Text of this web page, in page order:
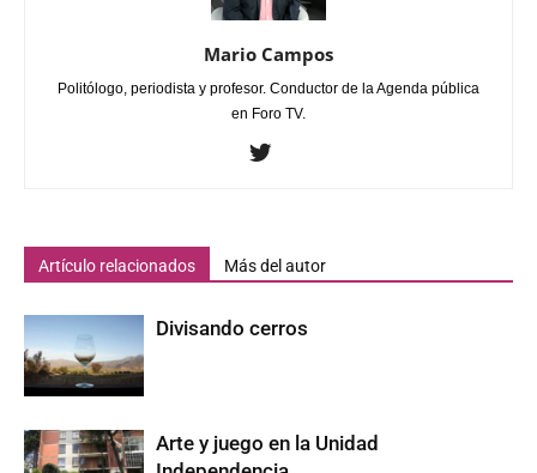
Mario Campos
Politólogo, periodista y profesor. Conductor de la Agenda pública
en Foro TV.
Artículo relacionados Más del autor
Divisando cerros
Arte y juego en la Unidad